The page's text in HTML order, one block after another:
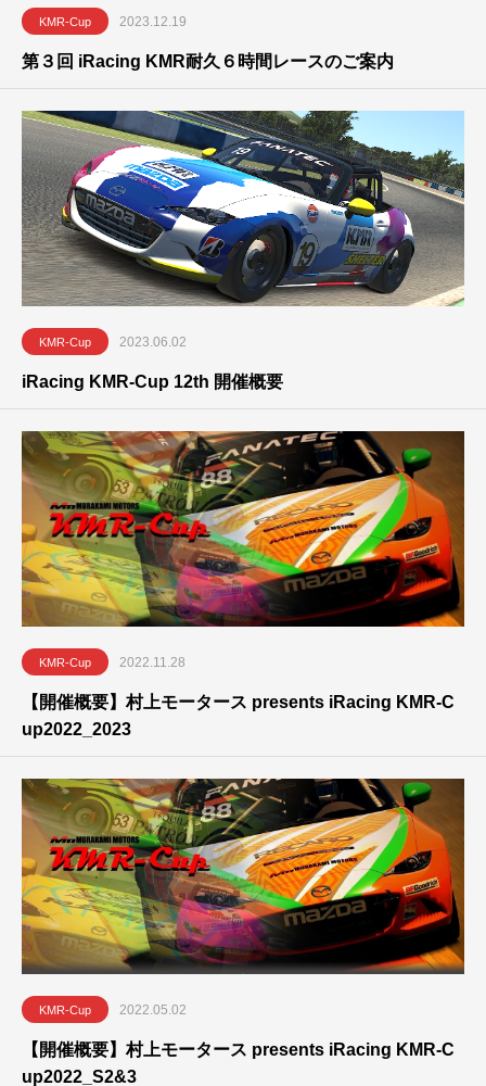
KMR-Cup 2023.12.19
第３回 iRacing KMR耐久６時間レースのご案内
KMR-Cup 2023.06.02
iRacing KMR-Cup 12th 開催概要
KMR-Cup 2022.11.28
【開催概要】村上モータース presents iRacing KMR-C
up2022_2023
KMR-Cup 2022.05.02
【開催概要】村上モータース presents iRacing KMR-C
up2022_S2&3